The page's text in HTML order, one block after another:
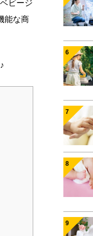
ビージ
能な商